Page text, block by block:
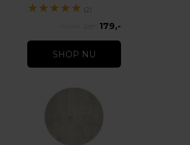
★★★★★ (2)
179,-
SHOP NU